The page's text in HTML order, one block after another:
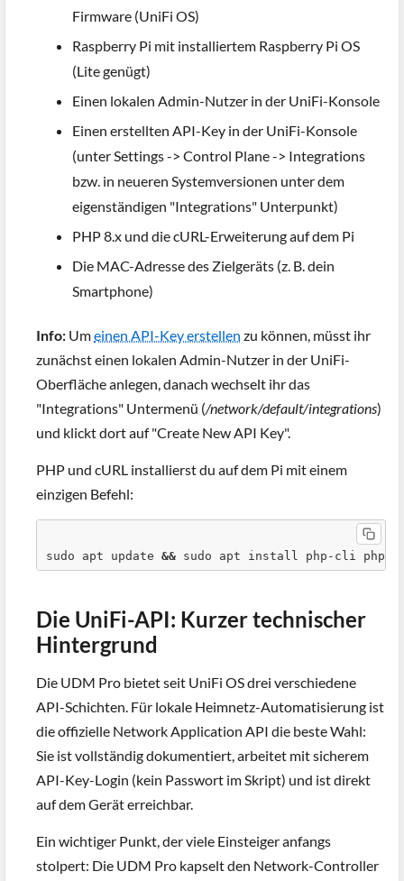
Firmware (UniFi OS)
Raspberry Pi mit installiertem Raspberry Pi OS
(Lite genügt)
Einen lokalen Admin-Nutzer in der UniFi-Konsole
Einen erstellten API-Key in der UniFi-Konsole
(unter Settings -> Control Plane -> Integrations
bzw. in neueren Systemversionen unter dem
eigenständigen "Integrations" Unterpunkt)
PHP 8.x und die cURL-Erweiterung auf dem Pi
Die MAC-Adresse des Zielgeräts (z. B. dein
Smartphone)
Info: Umeinen API-Key erstellen zu können, müsst ihr
zunächst einen lokalen Admin-Nutzer in der UniFi-
Oberfläche anlegen, danach wechselt ihr das
"Integrations" Untermenü (/network/default/integrations)
und klickt dort auf "Create New API Key".
PHP und cURL installierst du auf dem Pi mit einem
einzigen Befehl:
sudo apt update && sudo apt install php-cli php-
Die UniFi-API: Kurzer technischer
Hintergrund
Die UDM Pro bietet seit UniFi OS drei verschiedene
API-Schichten. Für lokale Heimnetz-Automatisierung ist
die offizielle Network Application API die beste Wahl:
Sie ist vollständig dokumentiert, arbeitet mit sicherem
API-Key-Login (kein Passwort im Skript) und ist direkt
auf dem Gerät erreichbar.
Ein wichtiger Punkt, der viele Einsteiger anfangs
stolpert: Die UDM Pro kapselt den Network-Controller